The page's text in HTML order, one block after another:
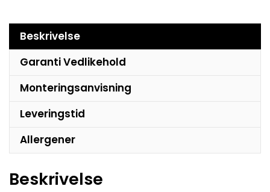
Beskrivelse
Garanti Vedlikehold
Monteringsanvisning
Leveringstid
Allergener
Beskrivelse